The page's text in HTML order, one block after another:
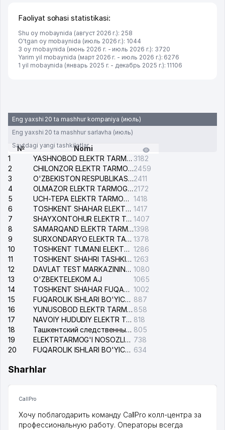
Faoliyat sohasi statistikasi:
Shu oy mobaynida (август 2026 г.): 258
O'tgan oy mobaynida (июль 2026 г.): 1044
3 oy mobaynida (июнь 2026 г. - июль 2026 г.): 3720
Yarim yil mobaynida (март 2026 г. - июль 2026 г.): 6276
1 yil mobaynida (январь 2025 г. - декабрь 2025 г.): 11106
Eng yaxshi 20 ta mashhur kompaniya (июль)
Eng yaxshi 20 ta mashhur sarlavha (июль)
Saytdagi yangi tashkilotlar
№
Nomi
1
YASHNOBOD ELEKTR TARMOG'I NOSOZLIKLARI XIZMATI 3182
2
CHILONZOR ELEKTR TARMOG'I NOSOZLIK XIZMATI2459
3
O'ZBEKISTON RESPUBLIKASI BOSH PROKURATURASI ISHONCH TELEFONI2411
4
OLMAZOR ELEKTR TARMOG'I NOSOZLIKLARI XIZMATI2172
5
UCH-TEPA ELEKTR TARMOG'I NOSOZLIKLARI XIZMATI 1418
6
TOSHKENT SHAHAR ELEKTR TARMOQLARI KORXONASI AJ 1417
7
SHAYXONTOHUR ELEKTR TARMOG'I NOSOZLIKLARINI TUZATISH XIZMATI 1407
8
SAMARQAND ELEKTR TARMOQLARI AJ1398
9
SURXONDARYO ELEKTR TARMOQLARI AJ 1378
10
TOSHKENT TUMANI ELEKTR TARMOG'I AVARIYA XIZMATI 1286
11
TOSHKENT SHAHRI TASHKILOT TELEFONLARI HAQIDA MA'LUMOT BYUROSI 1263
12
DAVLAT TEST MARKAZINING ISHONCH TELEFONLARI 1080
13
O'ZBEKTELEKOM AJ
1065
14
TOSHKENT SHAHAR FUQAROLIK ISHLARI BO'YICHA SUDI 1002
15
FUQAROLIK ISHLARI BO'YICHA YAKKASAROY TUMANLARARO SUDI 887
16
YUNUSOBOD ELEKTR TARMOG'I NOSOZLIKLARI XIZMATI 858
17
NAVOIY HUDUDIY ELEKTR TARMOQLARI KORXONASI AJ 818
18
Ташкентский следственный изолятор 805
19
ELEKTRTARMOG'I NOSOZLIKLARINI TO'ZATISH SERGELI XIZMATI 738
20
FUQAROLIK ISHLARI BO'YICHA UCH-TEPA TUMANI SUDI 634
Sharhlar
CallPro
Хочу поблагодарить команду CallPro колл-центра за
профессиональную работу. Операторы всегда